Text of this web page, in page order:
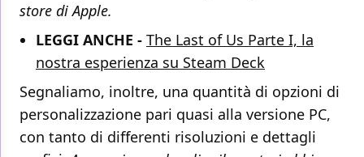
store di Apple.
LEGGI ANCHE - The Last of Us Parte I, la
nostra esperienza su Steam Deck
Segnaliamo, inoltre, una quantità di opzioni di
personalizzazione pari quasi alla versione PC,
con tanto di differenti risoluzioni e dettagli